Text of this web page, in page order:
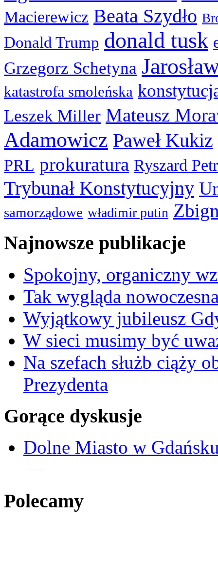
Macierewicz Beata Szydło
Donald Trump donald tusk
Grzegorz Schetyna
katastrofa smoleńska
Leszek Miller Mateusz
Adamowicz Paweł Kukiz
PRL prokuratura Ryszard
Trybunał Konstytucyjny
samorządowe władimir putin
Najnowsze publikacje
Spokojny, organiczny
Tak wygląda
Wyjątkowy jubileusz
W sieci musimy być
Na szefach służb ciąży
Prezydenta
Gorące dyskusje
Dolne Miasto w
Polecamy